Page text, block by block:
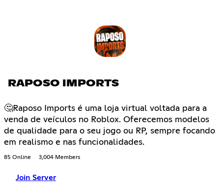
RAPOSO IMPORTS
🤔Raposo Imports é uma loja virtual voltada para a
venda de veículos no Roblox. Oferecemos modelos
de qualidade para o seu jogo ou RP, sempre focando
em realismo e nas funcionalidades.
85 Online 3,004 Members
Join Server